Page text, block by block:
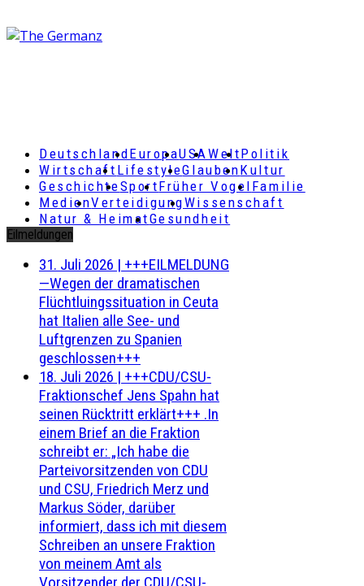
DeutschlandEuropaUSAWeltPolitik
Wirtschaft LifestyleGlaubenKultur
GeschichteSportFrüher Vogel Familie
MedienVerteidigungWissenschaft
Natur & HeimatGesundheit
Eilmeldungen
31. Juli 2026 | +++EILMELDUNG
—Wegen der dramatischen
Flüchtluingssituation in Ceuta
hat Italien alle See- und
Luftgrenzen zu Spanien
geschlossen+++
18. Juli 2026 | +++CDU/CSU-
Fraktionschef Jens Spahn hat
seinen Rücktritt erklärt+++ .In
einem Brief an die Fraktion
schreibt er: „Ich habe die
Parteivorsitzenden von CDU
und CSU, Friedrich Merz und
Markus Söder, darüber
informiert, dass ich mit diesem
Schreiben an unsere Fraktion
von meinem Amt als